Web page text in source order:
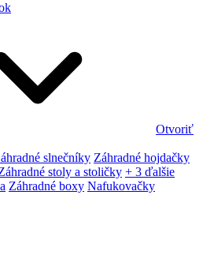
Otvoriť
slnečníky Záhradné hojdačky
stoly a stoličky + 3 ďalšie
Záhradné boxy Nafukovačky